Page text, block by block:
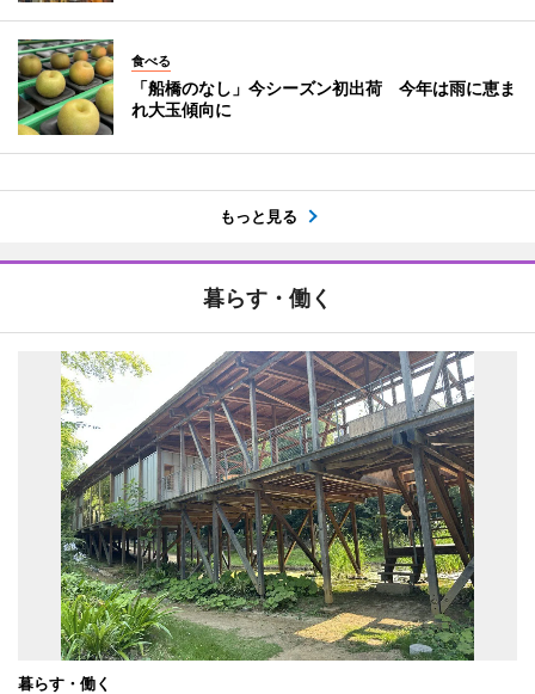
食べる
「船橋のなし」今シーズン初出荷 今年は雨に恵ま
れ大玉傾向に
もっと見る
暮らす・働く
暮らす・働く